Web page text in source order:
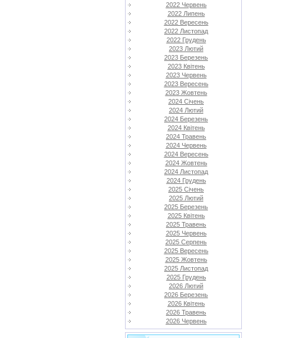
2022 Червень
2022 Липень
2022 Вересень
2022 Листопад
2022 Грудень
2023 Лютий
2023 Березень
2023 Квітень
2023 Червень
2023 Вересень
2023 Жовтень
2024 Січень
2024 Лютий
2024 Березень
2024 Квітень
2024 Травень
2024 Червень
2024 Вересень
2024 Жовтень
2024 Листопад
2024 Грудень
2025 Січень
2025 Лютий
2025 Березень
2025 Квітень
2025 Травень
2025 Червень
2025 Серпень
2025 Вересень
2025 Жовтень
2025 Листопад
2025 Грудень
2026 Лютий
2026 Березень
2026 Квітень
2026 Травень
2026 Червень